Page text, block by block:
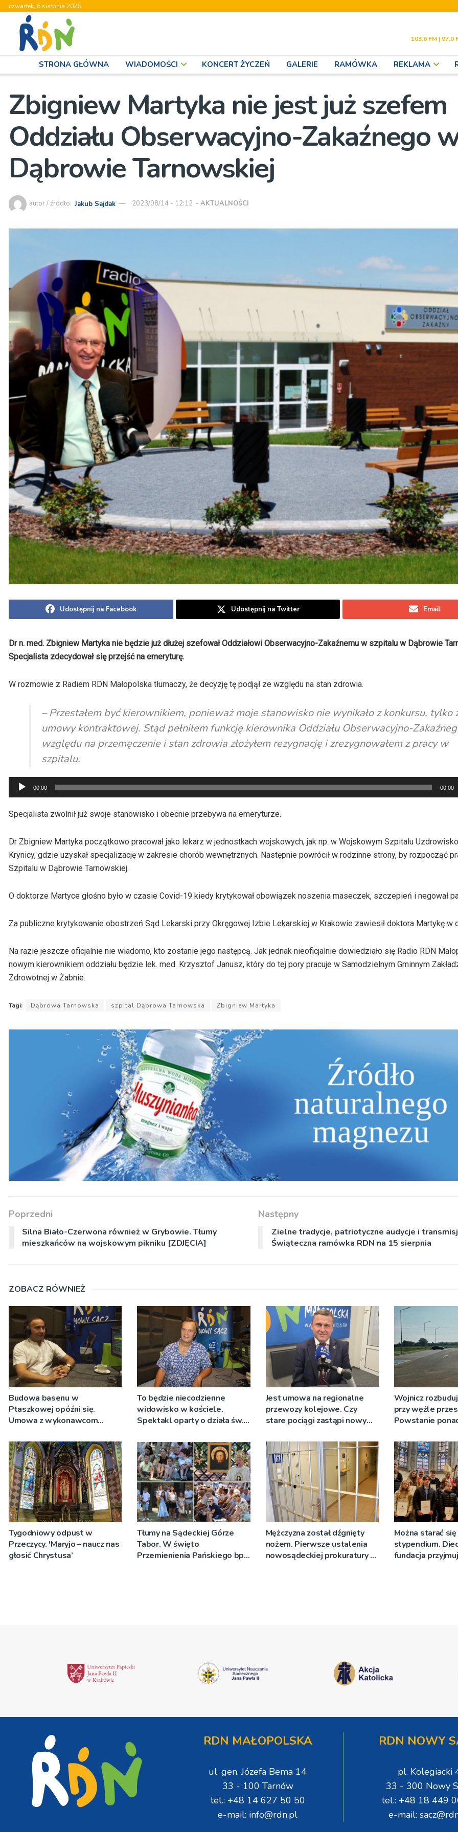
czwartek, 6 sierpnia 2026
103,6 FM | 97,0
STRONA GŁÓWNA WIADOMOŚCI KONCERT ŻYCZEŃ GALERIE RAMÓWKA REKLAMA
Zbigniew Martyka nie jest już szefem
Oddziału Obserwacyjno-Zakaźnego
Dąbrowie Tarnowskiej
autor / źródło: Jakub Sajdak 2023/08/14 - 12:12 - AKTUALNOŚCI
Udostępnij na Facebook Udostępnij na Twitter Email
Dr n. med. Zbigniew Martyka nie będzie już dłużej szefował Oddziałowi Obserwacyjno-Zakaźnemu w szpitalu w Dąbrowie
Specjalista zdecydował się przejść na emeryturę.
W rozmowie z Radiem RDN Małopolska tłumaczy, że decyzję tę podjął ze względu na stan zdrowia.
– Przestałem być kierownikiem, ponieważ moje stanowisko nie wynikało z konkursu, tylko
umowy kontraktowej. Stąd pełniłem funkcję kierownika Oddziału Obserwacyjno-
względu na przemęczenie i stan zdrowia złożyłem rezygnację i zrezygnowałem z pracy w
szpitalu.
Odtwarzacz
plików
dźwiękowych
00:00 00:00
Specjalista zwolnił już swoje stanowisko i obecnie przebywa na emeryturze.
Dr Zbigniew Martyka początkowo pracował jako lekarz w jednostkach wojskowych, jak np. w Wojskowym Szpitalu
Krynicy, gdzie uzyskał specjalizację w zakresie chorób wewnętrznych. Następnie powrócił w rodzinne strony, by rozpocząć
Szpitalu w Dąbrowie Tarnowskiej.
O doktorze Martyce głośno było w czasie Covid-19 kiedy krytykował obowiązek noszenia maseczek, szczepień i negował
Za publiczne krytykowanie obostrzeń Sąd Lekarski przy Okręgowej Izbie Lekarskiej w Krakowie zawiesił doktora Martykę w
Na razie jeszcze oficjalnie nie wiadomo, kto zostanie jego następcą. Jak jednak nieoficjalnie dowiedziało się Radio RDN
nowym kierownikiem oddziału będzie lek. med. Krzysztof Janusz, który do tej pory pracuje w Samodzielnym Gminnym
Zdrowotnej w Żabnie.
Tagi: Dąbrowa Tarnowska szpital Dąbrowa Tarnowska Zbigniew Martyka
Poprzedni
Silna Biało-Czerwona również w Grybowie. Tłumy
mieszkańców na wojskowym pikniku [ZDJĘCIA]
Następny
Zielne tradycje, patriotyczne audycje i
Świąteczna ramówka RDN na 15 sierpnia
ZOBACZ RÓWNIEŻ
Budowa basenu w
Ptaszkowej opóźni się.
Umowa z wykonawcom
zostanie podpisana
To będzie niecodzienne
widowisko w kościele.
Spektakl oparty o działa św.
Jest umowa na regionalne
przewozy kolejowe. Czy
stare pociągi zastąpi nowy
Wojnicz
przy węźle
Powstanie
Tygodniowy odpust w
Przeczycy. 'Maryjo – naucz nas
głosić Chrystusa’
Tłumy na Sądeckiej Górze
Tabor. W święto
Przemienienia Pańskiego bp
Mężczyzna został dźgnięty
nożem. Pierwsze ustalenia
nowosądeckiej prokuratury w
Można starać
stypendium.
fundacja
RDN MAŁOPOLSKA
ul. gen. Józefa Bema 14
33 - 100 Tarnów
tel.: +48 14 627 50 50
e-mail: info@rdn.pl
RDN NOWY
pl. Kolegiacki
33 - 300 Nowy
tel.: +48 18 449
e-mail: